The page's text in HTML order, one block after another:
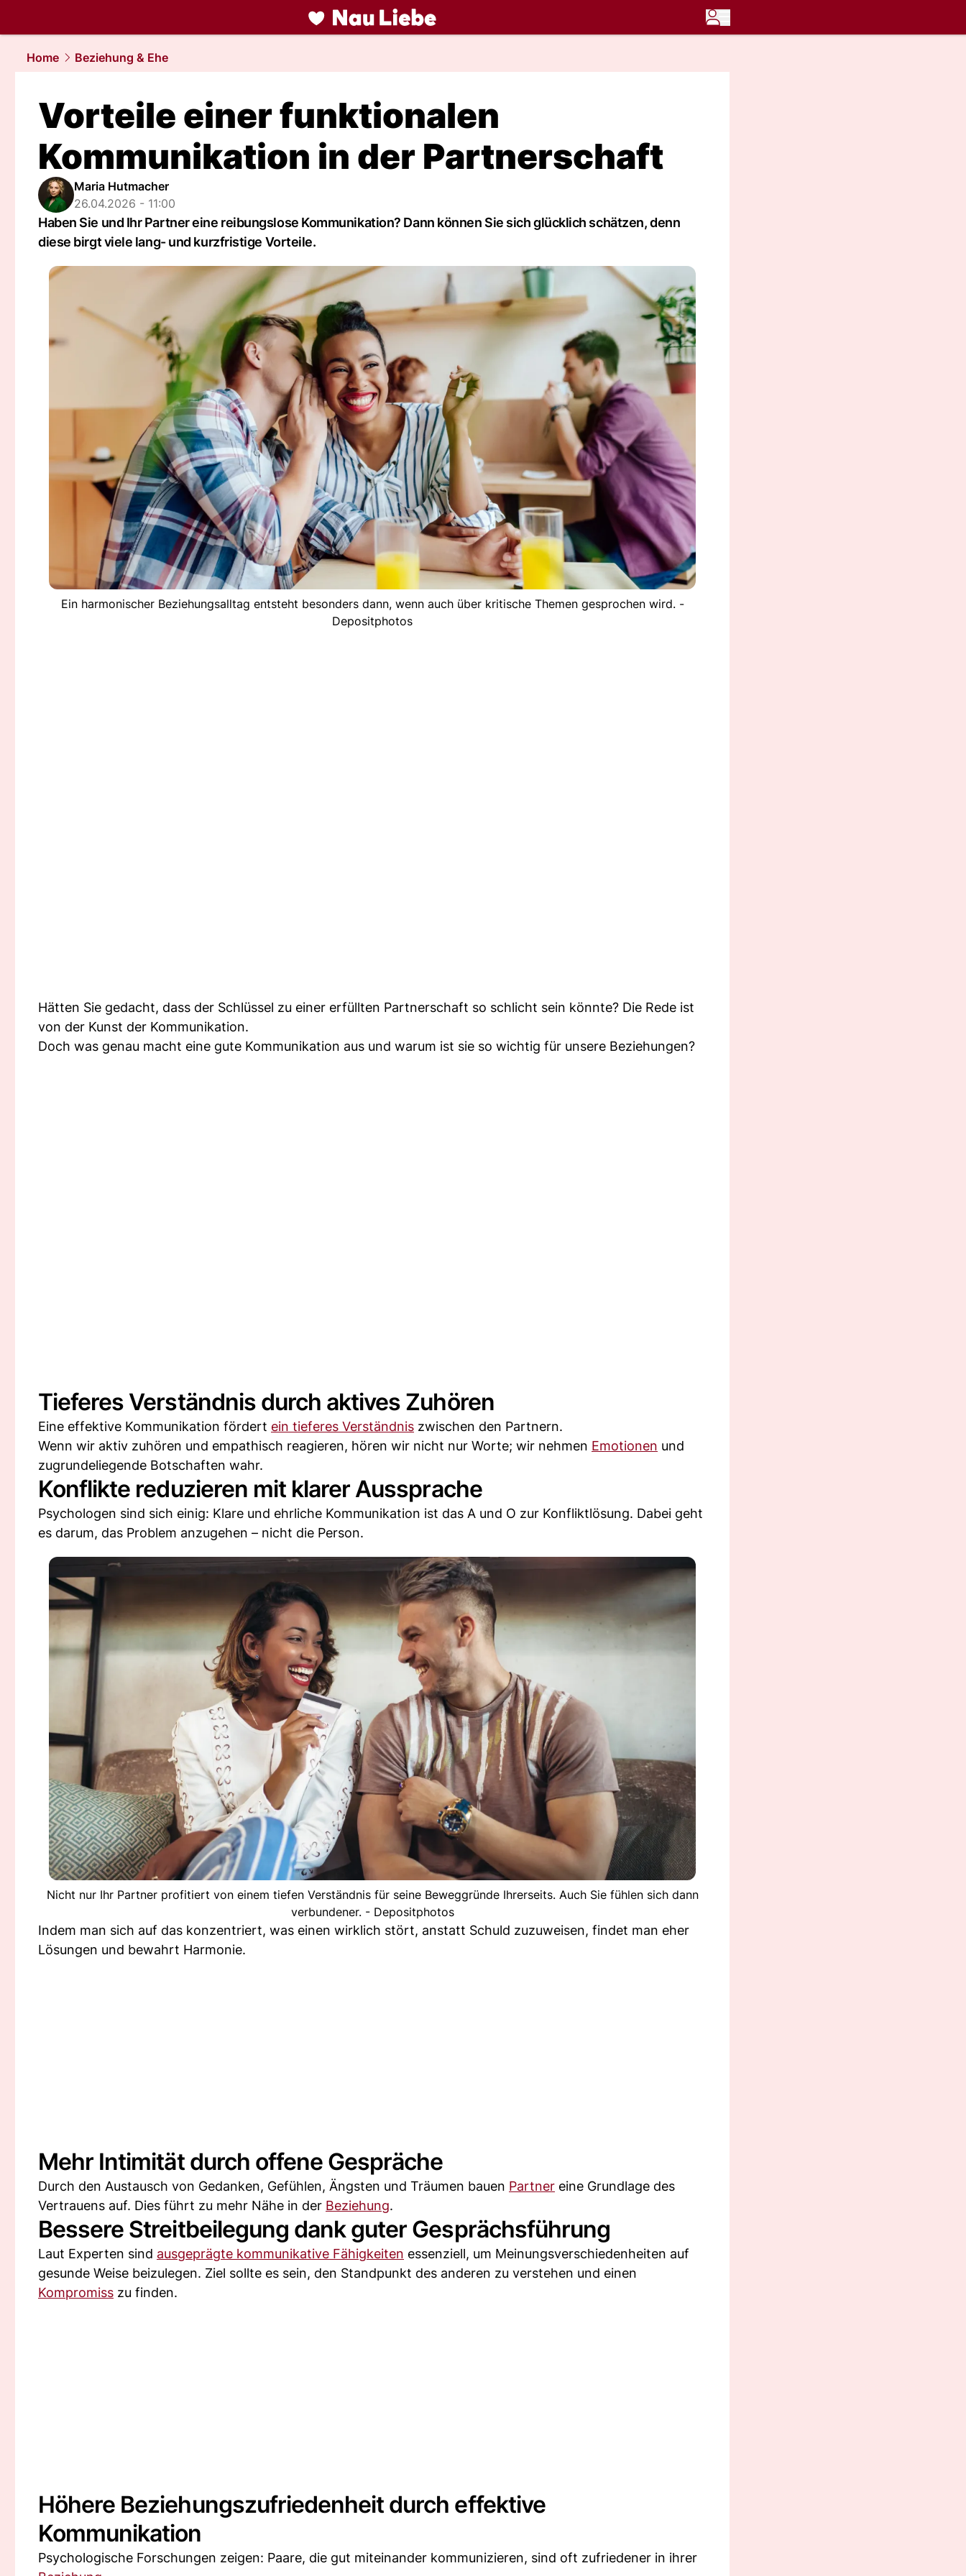
liebe.NAU.ch
Home
Beziehung & Ehe
Vorteile einer funktionalen
Kommunikation in der Partnerschaft
Maria Hutmacher
26.04.2026 - 11:00
Haben Sie und Ihr Partner eine reibungslose Kommunikation? Dann können Sie sich glücklich schätzen, denn
diese birgt viele lang- und kurzfristige Vorteile.
Ein harmonischer Beziehungsalltag entsteht besonders dann, wenn auch über kritische Themen gesprochen wird. -
Depositphotos
Hätten Sie gedacht, dass der Schlüssel zu einer erfüllten Partnerschaft so schlicht sein könnte? Die Rede ist
von der Kunst der Kommunikation.
Doch was genau macht eine gute Kommunikation aus und warum ist sie so wichtig für unsere Beziehungen?
Tieferes Verständnis durch aktives Zuhören
Eine effektive Kommunikation fördert ein tieferes Verständnis zwischen den Partnern.
Wenn wir aktiv zuhören und empathisch reagieren, hören wir nicht nur Worte; wir nehmen Emotionen und
zugrundeliegende Botschaften wahr.
Konflikte reduzieren mit klarer Aussprache
Psychologen sind sich einig: Klare und ehrliche Kommunikation ist das A und O zur Konfliktlösung. Dabei geht
es darum, das Problem anzugehen – nicht die Person.
Nicht nur Ihr Partner profitiert von einem tiefen Verständnis für seine Beweggründe Ihrerseits. Auch Sie fühlen sich dann
verbundener. - Depositphotos
Indem man sich auf das konzentriert, was einen wirklich stört, anstatt Schuld zuzuweisen, findet man eher
Lösungen und bewahrt Harmonie.
Mehr Intimität durch offene Gespräche
Durch den Austausch von Gedanken, Gefühlen, Ängsten und Träumen bauen Partner eine Grundlage des
Vertrauens auf. Dies führt zu mehr Nähe in der Beziehung.
Bessere Streitbeilegung dank guter Gesprächsführung
Laut Experten sind ausgeprägte kommunikative Fähigkeiten essenziell, um Meinungsverschiedenheiten auf
gesunde Weise beizulegen. Ziel sollte es sein, den Standpunkt des anderen zu verstehen und einen
Kompromiss zu finden.
Höhere Beziehungszufriedenheit durch effektive
Kommunikation
Psychologische Forschungen zeigen: Paare, die gut miteinander kommunizieren, sind oft zufriedener in ihrer